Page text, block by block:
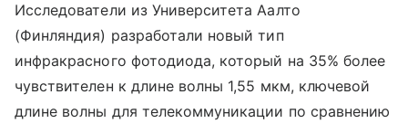
Исследователи из Университета Аалто
(Финляндия) разработали новый тип
инфракрасного фотодиода, который на 35% более
чувствителен к длине волны 1,55 мкм, ключевой
длине волны для телекоммуникации по сравнению